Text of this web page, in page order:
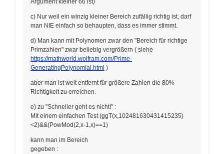
Argument kleiner 66 ist)
c) Nur weil ein winzig kleiner Bereich zufällig richtig ist, darf
man NIE einfach so behaupten, dass es immer stimmt.
d) Man kann mit Polynomen zwar den "Bereich für richtige
Primzahlen" zwar beliebig vergrößern ( siehe
https://mathworld.wolfram.com/Prime-
GeneratingPolynomial.html )
aber man ist weit entfernt für größere Zahlen die 80%
Richtigkeit zu erreichen.
e) zu "Schneller geht es nicht!" :
Mit einem einfachen Test (ggT(x,102481630431415235)
<2)&&(PowMod(2,x-1,x)==1)
kann man im Bereich
gegeben :